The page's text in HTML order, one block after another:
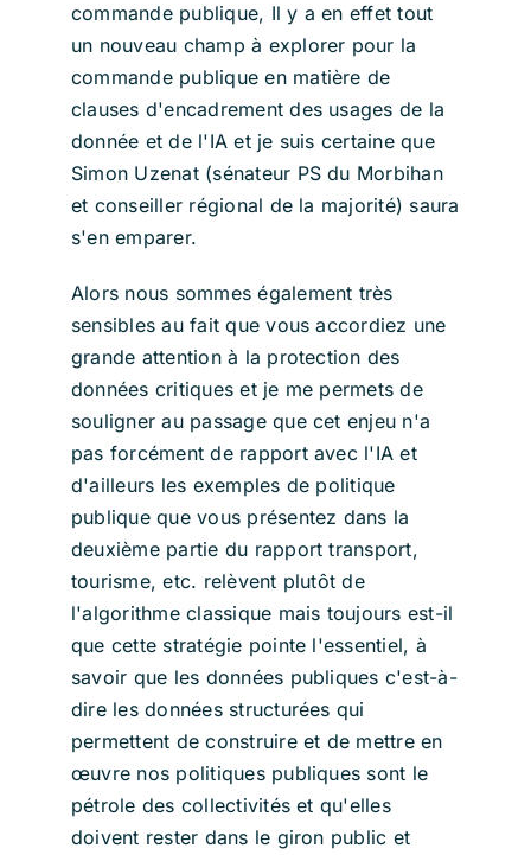
commande publique, Il y a en effet tout
un nouveau champ à explorer pour la
commande publique en matière de
clauses d'encadrement des usages de la
donnée et de l'IA et je suis certaine que
Simon Uzenat (sénateur PS du Morbihan
et conseiller régional de la majorité) saura
s'en emparer.
Alors nous sommes également très
sensibles au fait que vous accordiez une
grande attention à la protection des
données critiques et je me permets de
souligner au passage que cet enjeu n'a
pas forcément de rapport avec l'IA et
d'ailleurs les exemples de politique
publique que vous présentez dans la
deuxième partie du rapport transport,
tourisme, etc. relèvent plutôt de
l'algorithme classique mais toujours est-il
que cette stratégie pointe l'essentiel, à
savoir que les données publiques c'est-à-
dire les données structurées qui
permettent de construire et de mettre en
œuvre nos politiques publiques sont le
pétrole des collectivités et qu'elles
doivent rester dans le giron public et